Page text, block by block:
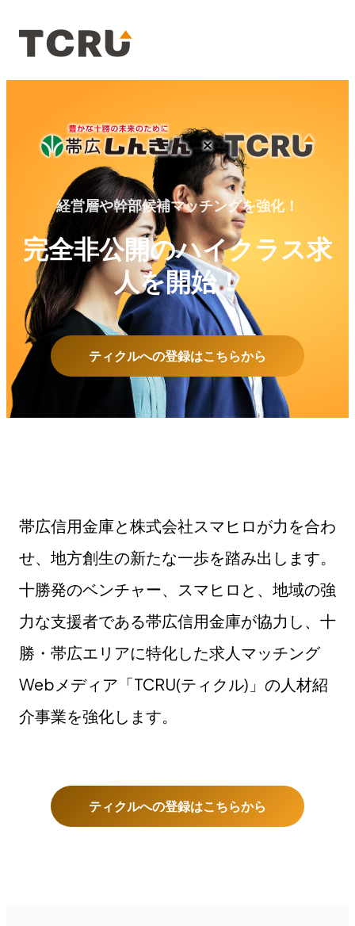
経営層や幹部候補マッチングを強化！
完全非公開のハイクラス求
人を開始！
ティクルへの登録はこちらから
帯広信用金庫と株式会社スマヒロが力を合わ
せ、地方創生の新たな一歩を踏み出します。
十勝発のベンチャー、スマヒロと、地域の強
力な支援者である帯広信用金庫が協力し、十
勝・帯広エリアに特化した求人マッチング
Webメディア「TCRU(ティクル)」の人材紹
介事業を強化します。
ティクルへの登録はこちらから